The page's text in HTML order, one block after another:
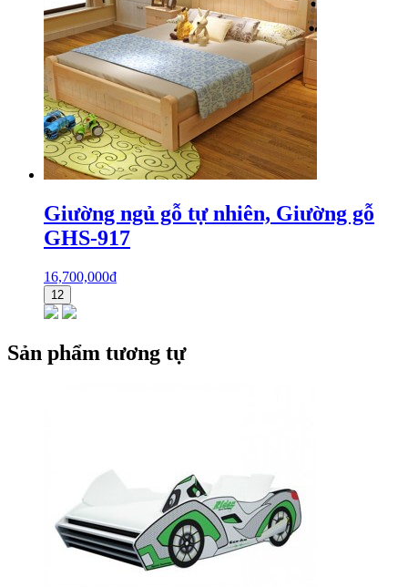
Giường ngủ gỗ tự nhiên, Giường gỗ
GHS-917
16,700,000₫
12
Sản phẩm tương tự